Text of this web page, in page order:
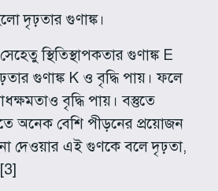
দৃঢ়তার গুণাঙ্ক।
স্থিতিস্থাপকতার গুণাঙ্ক E
গুণাঙ্ক K ও বৃদ্ধি পায়। ফলে
বৃদ্ধি পায়। বস্তুতে
অনেক বেশি পীড়নের প্রয়োজন
দেওয়ার এই গুণকে বলে দৃঢ়তা,